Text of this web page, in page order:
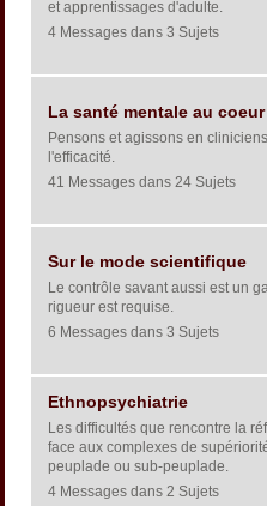
et apprentissages d'adulte.
4 Messages dans 3 Sujets
La santé mentale au coeur
Pensons et agissons en
l'efficacité.
41 Messages dans 24 Sujets
Sur le mode scientifique
Le contrôle savant aussi est un
rigueur est requise.
6 Messages dans 3 Sujets
Ethnopsychiatrie
Les difficultés que rencontre la
face aux complexes de
peuplade ou sub-peuplade.
4 Messages dans 2 Sujets